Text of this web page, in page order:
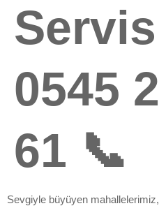
0545
61 📞
Sevgiyle büyüyen mahallelerimiz,